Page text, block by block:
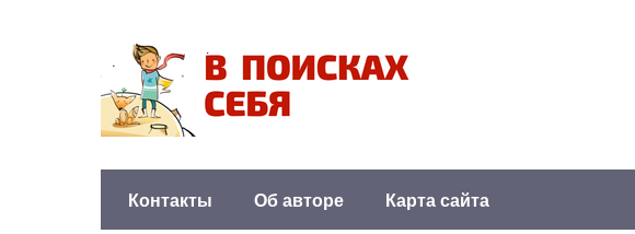
Контакты Об авторе Карта сайта